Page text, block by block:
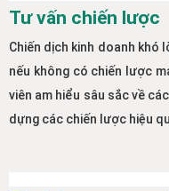
Tư vấn chiến lược
Chiến dịch kinh doanh khó
nếu không có chiến lược
viên am hiểu sâu sắc về
dựng các chiến lược hiệu